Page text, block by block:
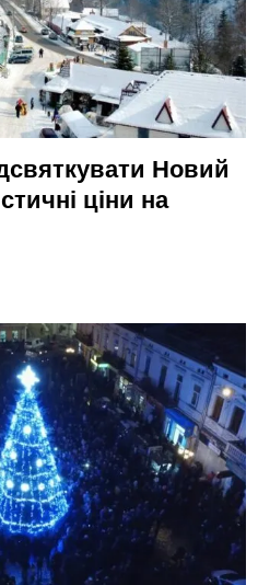
Новий
ціни на